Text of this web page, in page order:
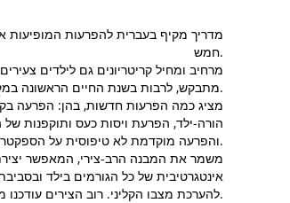
מדריך מקיף בעברית להפרעות המופיעות
חמש.
מרחיב ומחיל קריטריונים גם לילדים
מתבקש, לרבות בשנת החיים הראשונה במקרים מסוימים.
מציג כמה הפרעות חדשות, בהן: הפרעה
הורה-ילד, הפרעת ויסות כעס ותוקפנות
והפרעה מוקדמת לא טיפוסית על הספקטרום האוטיסטי.
משמר את המבנה הרב-צירי, המאפשר
אינטגרטיבית של כל הגורמים בילד
להערכת מצבו הקליני. רוב הצירים עודכנו משמעותית.